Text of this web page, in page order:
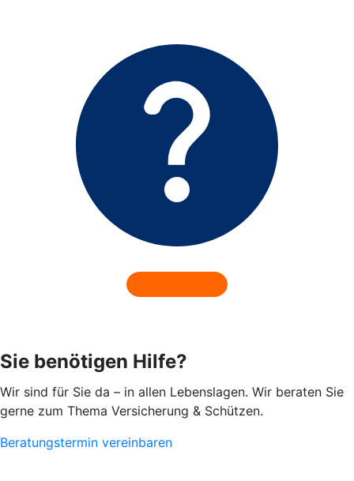
Sie benötigen Hilfe?
Wir sind für Sie da – in allen Lebenslagen. Wir beraten Sie
gerne zum Thema Versicherung & Schützen.
Beratungstermin vereinbaren